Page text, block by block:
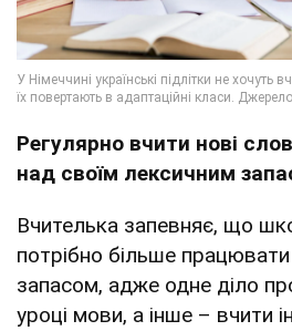
Регулярно вчити нові
над своїм лексичним
Вчителька запевняє, що
потрібно більше
запасом, адже одне діло
уроці мови, а інше – вчити